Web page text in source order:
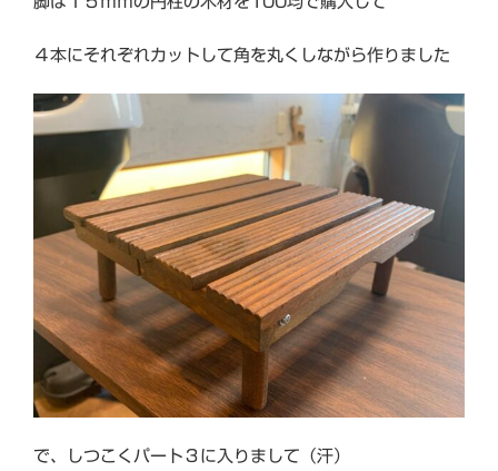
４本にそれぞれカットして角を丸くしながら作りました
で、しつこくパート３に入りまして（汗）